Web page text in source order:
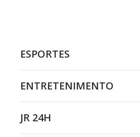
ESPORTES
ENTRETENIMENTO
JR 24H